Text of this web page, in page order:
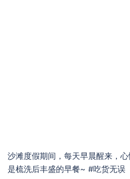
沙滩度假期间，每天早晨醒来，
是梳洗后丰盛的早餐~ #吃货无误